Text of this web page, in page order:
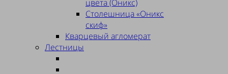
цвета (Оникс)
Столешница «Оникс
скиф»
Кварцевый агломерат
Лестницы